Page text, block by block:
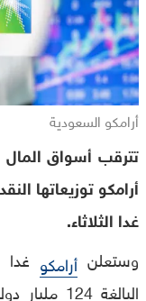
أرامكو السعودية
تترقب أسواق المال
أرامكو توزيعاتها
غدا الثلاثاء.
وستعلن أرامكو غدا
البالغة